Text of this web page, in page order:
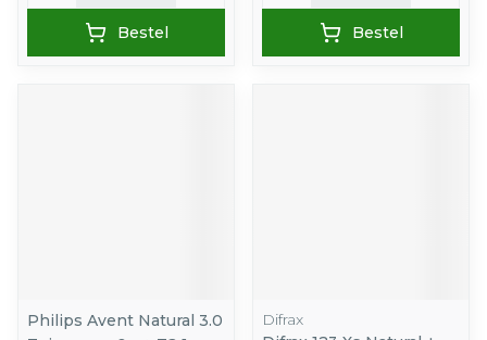
Bestel Bestel
Philips Avent Natural 3.0
Difrax